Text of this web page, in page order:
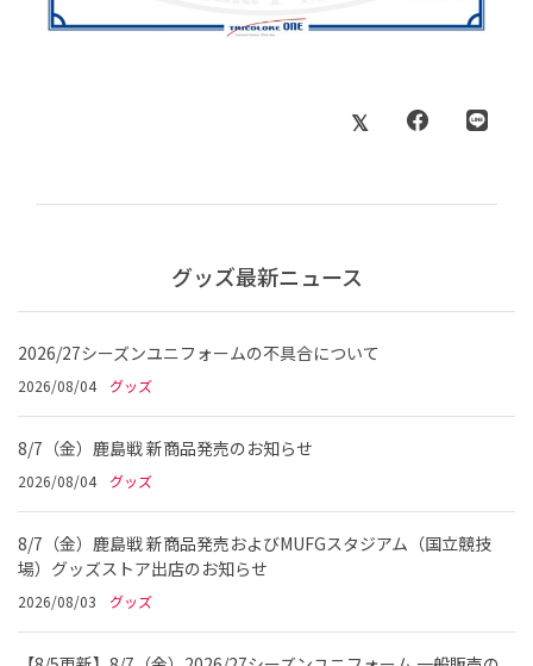
グッズ最新ニュース
2026/27シーズンユニフォームの不具合について
2026/08/04 グッズ
8/7（金）鹿島戦 新商品発売のお知らせ
2026/08/04 グッズ
8/7（金）鹿島戦 新商品発売およびMUFGスタジアム（国立競技
場）グッズストア出店のお知らせ
2026/08/03 グッズ